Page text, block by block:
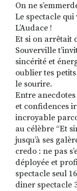
On ne
Le spectacle
L’Audace !
Et si on arrêtait
Souverville
sincérité et
oublier tes
le sourire.
Entre
et confidences
incroyable
au célèbre “Et
jusqu’à ses
credo : ne pas
déployée et
spectacle seul
diner spectacle